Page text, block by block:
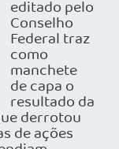
editado pelo
Conselho
Federal traz
como
manchete
de capa o
resultado da
derrotou
de ações